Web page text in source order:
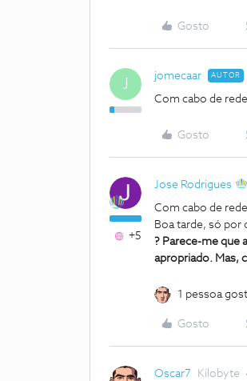
Gosto
J jomecaar AUTOR
Com cabo de
Gosto
+5
Jose Rodrigues
Com cabo de
Boa tarde, só por
? Parece-me que
apropriado. Mas,
1 pessoa
Gosto
Oscar7 Kilobyte